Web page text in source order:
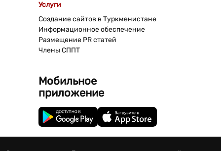
Услуги
Создание сайтов в Туркменистане
Информационное обеспечение
Размещение PR статей
Члены СППТ
Мобильное
приложение